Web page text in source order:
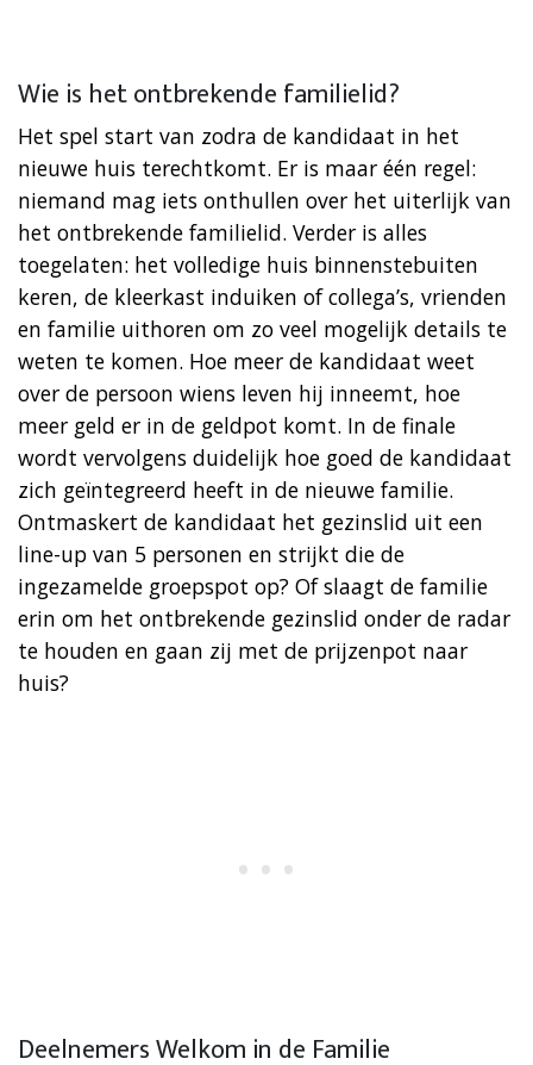
Wie is het ontbrekende familielid?
Het spel start van zodra de kandidaat in het
nieuwe huis terechtkomt. Er is maar één regel:
niemand mag iets onthullen over het uiterlijk van
het ontbrekende familielid. Verder is alles
toegelaten: het volledige huis binnenstebuiten
keren, de kleerkast induiken of collega’s, vrienden
en familie uithoren om zo veel mogelijk details te
weten te komen. Hoe meer de kandidaat weet
over de persoon wiens leven hij inneemt, hoe
meer geld er in de geldpot komt. In de finale
wordt vervolgens duidelijk hoe goed de kandidaat
zich geïntegreerd heeft in de nieuwe familie.
Ontmaskert de kandidaat het gezinslid uit een
line-up van 5 personen en strijkt die de
ingezamelde groepspot op? Of slaagt de familie
erin om het ontbrekende gezinslid onder de radar
te houden en gaan zij met de prijzenpot naar
huis?
Deelnemers Welkom in de Familie